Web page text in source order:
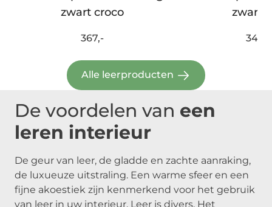
zwart croco
367,-
zwart
347,-
Alle leerproducten
De voordelen van een
leren interieur
De geur van leer, de gladde en zachte aanraking,
de luxueuze uitstraling. Een warme sfeer en een
fijne akoestiek zijn kenmerkend voor het gebruik
van leer in uw interieur. Leer is divers. Het